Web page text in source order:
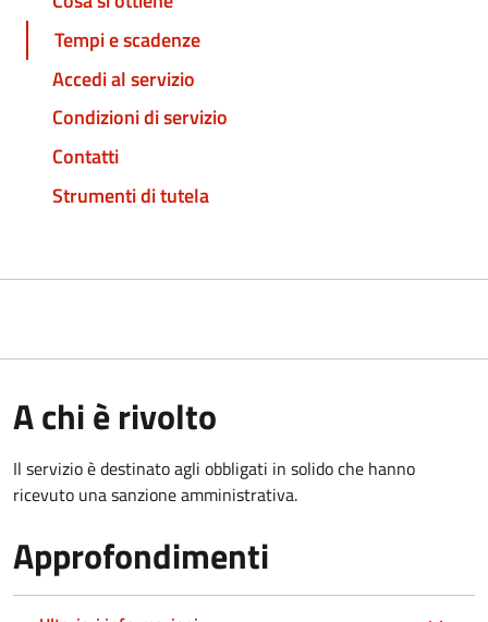
Tempi e scadenze
Accedi al servizio
Condizioni di servizio
Contatti
Strumenti di tutela
A chi è rivolto
Il servizio è destinato agli obbligati in solido che hanno
ricevuto una sanzione amministrativa.
Approfondimenti